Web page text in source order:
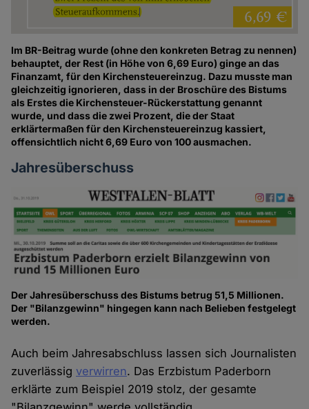
Im BR-Beitrag wurde (ohne den konkreten Betrag zu nennen)
behauptet, der Rest (in Höhe von 6,69 Euro) ginge an das
Finanzamt, für den Kirchensteuereinzug. Dazu musste man
gleichzeitig ignorieren, dass in der Broschüre des Bistums
als Erstes die Kirchensteuer-Rückerstattung genannt
wurde, und dass die zwei Prozent, die der Staat
erklärtermaßen für den Kirchensteuereinzug kassiert,
offensichtlich nicht 6,69 Euro von 100 ausmachen.
Jahresüberschuss
Der Jahresüberschuss des Bistums betrug 51,5 Millionen.
Der "Bilanzgewinn" hingegen kann nach Belieben festgelegt
werden.
Auch beim Jahresabschluss lassen sich Journalisten
zuverlässigverwirren. Das Erzbistum Paderborn
erklärte zum Beispiel 2019 stolz, der gesamte